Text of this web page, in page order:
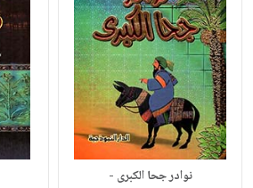
نوادر جحا الكبرى -